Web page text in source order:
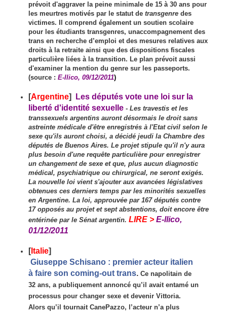
prévoit d'aggraver la peine minimale de 15 à 30 ans pour
les meurtres motivés par le statut de transgenre des
victimes. Il comprend également un soutien scolaire
pour les étudiants transgenres, unaccompagnement des
trans en recherche d’emploi et des mesures relatives aux
droits à la retraite ainsi que des dispositions fiscales
particulière liées à la transition. Le plan prévoit aussi
d'examiner la mention du genre sur les passeports.
(source : E-llico, 09/12/2011)
[Argentine]
Les députés vote une loi sur la
liberté d'identité sexuelle - Les travestis et les
transsexuels argentins auront désormais le droit sans
astreinte médicale d'être enregistrés à l'Etat civil selon le
sexe qu'ils auront choisi, a décidé jeudi la Chambre des
députés de Buenos Aires. Le projet stipule qu'il n'y aura
plus besoin d'une requête particulière pour enregistrer
un changement de sexe et que, plus aucun diagnostic
médical, psychiatrique ou chirurgical, ne seront exigés.
La nouvelle loi vient s'ajouter aux avancées législatives
obtenues ces derniers temps par les minorités sexuelles
en Argentine. La loi, approuvée par 167 députés contre
17 opposés au projet et sept abstentions, doit encore être
entérinée par le Sénat argentin. LIRE > E-llico,
01/12/2011
[Italie]
Giuseppe Schisano : premier acteur italien
à faire son coming-out trans. Ce napolitain de
32 ans, a publiquement annoncé qu’il avait entamé un
processus pour changer sexe et devenir Vittoria.
Alors qu’il tournait CanePazzo, l’acteur n’a plus